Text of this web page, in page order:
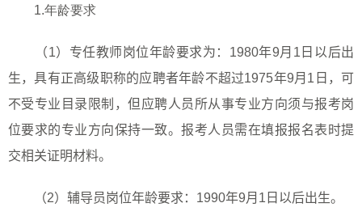
1.年龄要求
（1）专任教师岗位年龄要求为： 1980年9月 1 日以后出
生，具有正高级职称的应聘者年龄不超过1975年9月 1 日，可
不受专业目录限制，但应聘人员所从事专业方向须与报考岗
位要求的专业方向保持一致。报考人员需在填报报名表时提
交相关证明材料。
（2）辅导员岗位年龄要求： 1990年9月 1 日以后出生。